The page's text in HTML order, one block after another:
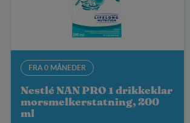
FRA 0 MÅNEDER
Nestlé NAN PRO 1 drikkeklar
morsmelkerstatning, 200
ml